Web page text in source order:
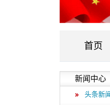
首页
新闻中心
头条新闻